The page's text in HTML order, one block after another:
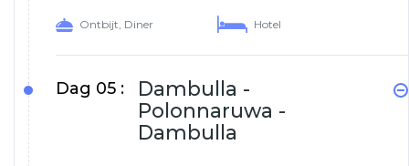
Ontbijt, Diner Hotel
Dag 05 :
Dambulla -
Polonnaruwa -
Dambulla